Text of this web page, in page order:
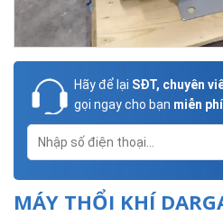
Hãy để lại SĐT, chuyên
gọi ngay cho bạn miễn
MÁY THỔI KHÍ